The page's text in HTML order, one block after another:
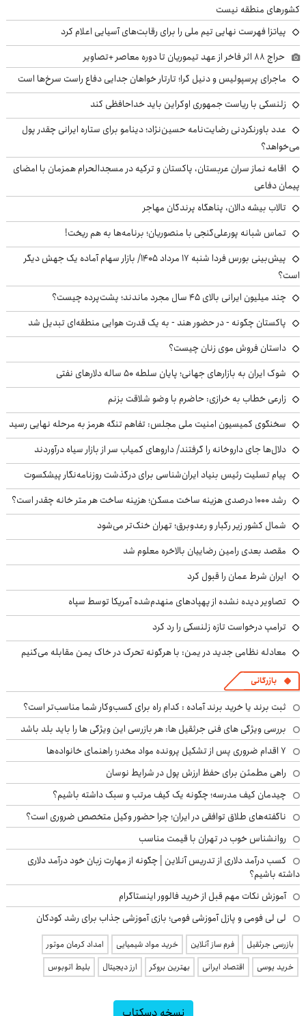
خبر مهم برای متقاضیان بازنشستگی: این افراد باید ۵ سال بیشتر کار کنند
هشدار سنگین رئیس اتحادیه: حواله‌های فروخته‌شده بسیار بیشتر از خودروهای
وارداتی است!
ایران‌خودرو امروز با قیمت‌های تازه آمد/ جدول جمعه ۱۶ مرداد ۱۴۰۵
سحر دولتشاهی سکوت را شکست: بد برداشت شد، قصد بی‌احترامی به باورهای
دینی نداشتم
قیمت دلار در بازار آزاد امروز جمعه ۱۶ مرداد ۱۴۰۵/ قیمت‌ها ریخت؟ +جدول
مقصد بعدی رامین رضاییان بالاخره معلوم شد
سخنان متناقض ترامپ درباره ایران و تنگه هرمز خبرساز شد
زارعی خطاب به خرازی: حاضرم با وضو شلاقت بزنم
آخرین مطالب
مقام سعودی: توافقنامه دفاعی عربستان، پاکستان و ترکیه تهدیدی برای
کشورهای منطقه نیست
پیاتزا فهرست نهایی تیم ملی را برای رقابت‌های آسیایی اعلام کرد
حراج ۸۸ اثر فاخر از عهد تیموریان تا دوره معاصر +تصاویر
ماجرای پرسپولیس و دنیل گرا؛ تارتار خواهان جدایی دفاع راست سرخ‌ها است
زلنسکی با ریاست جمهوری اوکراین باید خداحافظی کند
عدد باورنکردنی رضایت‌نامه حسین‌نژاد؛ دینامو برای ستاره ایرانی چقدر پول
می‌خواهد؟
اقامه نماز سران عربستان، پاکستان و ترکیه در مسجدالحرام همزمان با امضای
پیمان دفاعی
تالاب بیشه دالان، پناهگاه پرندگان مهاجر
تماس شبانه پورعلی‌گنجی با منصوریان؛ برنامه‌ها به هم ریخت!
پیش‌بینی بورس فردا شنبه ۱۷ مرداد ۱۴۰۵/ بازار سهام آماده یک جهش دیگر
است؟
چند میلیون ایرانی بالای ۴۵ سال مجرد ماندند؛ پشت‌پرده چیست؟
پاکستان چگونه - در حضور هند - به یک قدرت هوایی منطقه‌ای تبدیل شد
داستان فروش موی زنان چیست؟
شوک ایران به بازارهای جهانی؛ پایان سلطه ۵۰ ساله دلارهای نفتی
زارعی خطاب به خرازی: حاضرم با وضو شلاقت بزنم
سخنگوی کمیسیون امنیت ملی مجلس: تفاهم تنگه هرمز به مرحله نهایی رسید
دلال‌ها جای داروخانه را گرفتند/ داروهای کمیاب سر از بازار سیاه درآوردند
پیام تسلیت رئیس بنیاد ایران‌شناسی برای درگذشت روزنامه‌نگار پیشکسوت
رشد ۱۰۰۰ درصدی هزینه ساخت مسکن؛ هزینه ساخت هر متر خانه چقدر است؟
شمال کشور زیر رگبار و رعدوبرق؛ تهران خنک‌تر می‌شود
مقصد بعدی رامین رضاییان بالاخره معلوم شد
ایران شرط عمان را قبول کرد
تصاویر دیده نشده از پهپادهای منهدم‌شده آمریکا توسط سپاه
ترامپ درخواست تازه زلنسکی را رد کرد
معادله نظامی جدید در یمن: با هرگونه تحرک در خاک یمن مقابله می‌کنیم
بازرگانی
بررسی ویژگی های فنی جرثقیل ها: هر بازرسی این ویژگی ها را باید بلد باشد